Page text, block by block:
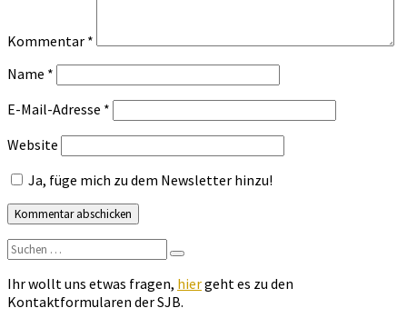
Kommentar *
Name *
E-Mail-Adresse *
Website
Ja, füge mich zu dem Newsletter hinzu!
Suchen
nach:
Suchen
Ihr wollt uns etwas fragen, hiergeht es zu den
Kontaktformularen der SJB.